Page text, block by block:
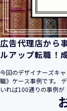
広告代理店から
ルアップ転職！
今回のデザイナーズキ
職》ケース事例です。
いれば100通りの事例が